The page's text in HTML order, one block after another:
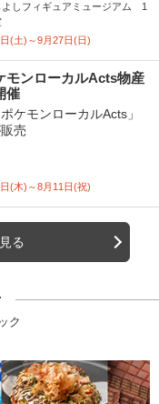
よしフィギュアミュージアム 1
(土)～9月27日(日)
モンローカルActs物産
催
ケモンローカルActs」
売
(木)～8月11日(祝)
る
ク